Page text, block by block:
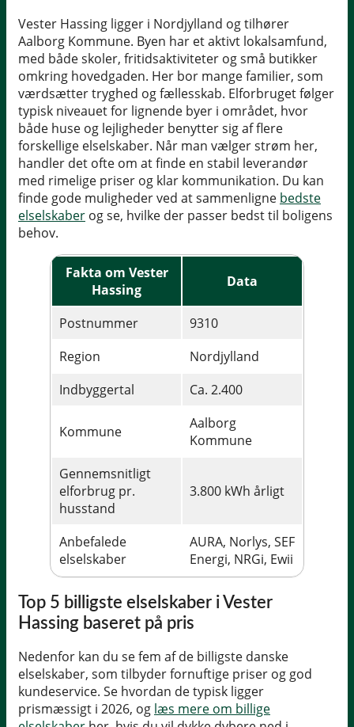
Vester Hassing ligger i Nordjylland og tilhører
Aalborg Kommune. Byen har et aktivt lokalsamfund,
med både skoler, fritidsaktiviteter og små butikker
omkring hovedgaden. Her bor mange familier, som
værdsætter tryghed og fællesskab. Elforbruget følger
typisk niveauet for lignende byer i området, hvor
både huse og lejligheder benytter sig af flere
forskellige elselskaber. Når man vælger strøm her,
handler det ofte om at finde en stabil leverandør
med rimelige priser og klar kommunikation. Du kan
finde gode muligheder ved at sammenligne bedste
elselskaber og se, hvilke der passer bedst til boligens
behov.
Fakta om Vester
Hassing
Data
Postnummer
9310
Region
Nordjylland
Indbyggertal
Ca. 2.400
Kommune
Aalborg
Kommune
Gennemsnitligt
elforbrug pr.
husstand
3.800 kWh årligt
Anbefalede
elselskaber
AURA, Norlys, SEF
Energi, NRGi, Ewii
Top 5 billigste elselskaber i Vester
Hassing baseret på pris
Nedenfor kan du se fem af de billigste danske
elselskaber, som tilbyder fornuftige priser og god
kundeservice. Se hvordan de typisk ligger
prismæssigt i 2026, og læs mere om billige